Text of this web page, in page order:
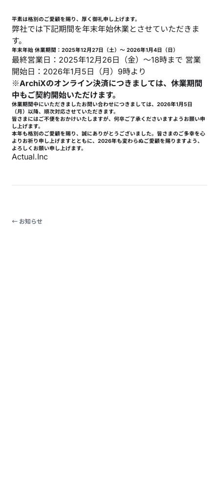
平素は格別のご愛顧を賜り、厚く御礼申し上げます。
弊社では下記期間を年末年始休業とさせていただきま
す。
年末年始 休業期間：2025年12月27日（土）〜 2026年1月4日（日）
最終営業日：2025年12月26日（金）〜18時まで 営業
開始日：2026年1月5日（月）9時より
※ArchiXのオンライン決済につきましては、休業期間
中もご契約開始いただけます。
休業期間中にいただきましたお問い合わせにつきましては、2026年1月5日
（月）以降、順次対応させていただきます。
皆さまにはご不便をおかけいたしますが、何卒ご了承くださいますようお願い申
し上げます。
本年も格別のご愛顧を賜り、誠にありがとうございました。皆さまのご多幸を心
よりお祈り申し上げますとともに、2026年も変わらぬご愛顧を賜りますよう、
よろしくお願い申し上げます。
Actual.Inc
← お知らせ